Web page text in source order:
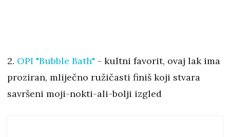
2. OPI "Bubble Bath" - kultni favorit, ovaj lak ima
proziran, mliječno ružičasti finiš koji stvara
savršeni moji-nokti-ali-bolji izgled